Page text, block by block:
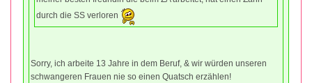
durch die SS verloren
Sorry, ich arbeite 13 Jahre in dem Beruf, & wir würden unseren
schwangeren Frauen nie so einen Quatsch erzählen!